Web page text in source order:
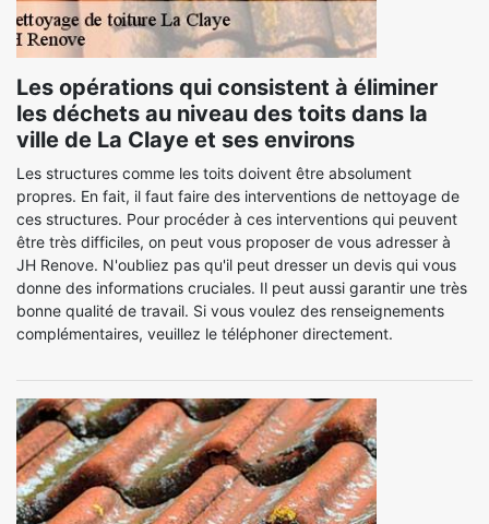
Les opérations qui consistent à éliminer
les déchets au niveau des toits dans la
ville de La Claye et ses environs
Les structures comme les toits doivent être absolument
propres. En fait, il faut faire des interventions de nettoyage de
ces structures. Pour procéder à ces interventions qui peuvent
être très difficiles, on peut vous proposer de vous adresser à
JH Renove. N'oubliez pas qu'il peut dresser un devis qui vous
donne des informations cruciales. Il peut aussi garantir une très
bonne qualité de travail. Si vous voulez des renseignements
complémentaires, veuillez le téléphoner directement.